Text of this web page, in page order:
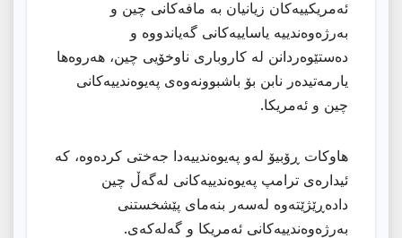
ئەمریكییەكان زیانیان بە مافەكانی چین و
بەرژەوەندییە یاساییەكانی گەیاندووە و
دەستێوەردانن لە كاروباری ناوخۆیی چین، هەروەها
یارمەتیدەر نابن بۆ باشبوونەوەی پەیوەندییەكانی
چین و ئەمریكا.
هاوكات ڕۆبیۆ لەو پەیوەندییەدا جەختی كردەوە، كە
ئیدارەی ترامپ پەیوەندییەكانی لەگەڵ چین
دادەڕێژێتەوە لەسەر بنەمای پێشخستنی
بەرژەوەندییەكانی ئەمریكا و گەلەكەی.